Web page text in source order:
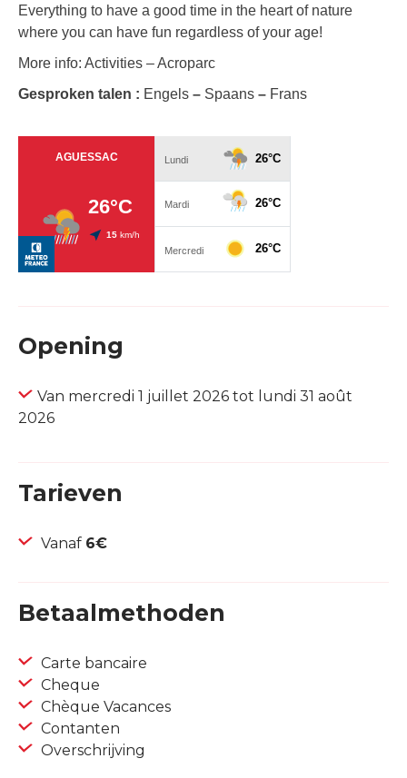
Everything to have a good time in the heart of nature
where you can have fun regardless of your age!
More info: Activities – Acroparc
Gesproken talen : Engels – Spaans – Frans
Opening
Van mercredi 1 juillet 2026 tot lundi 31 août
2026
Tarieven
Vanaf 6€
Betaalmethoden
Carte bancaire
Cheque
Chèque Vacances
Contanten
Overschrijving